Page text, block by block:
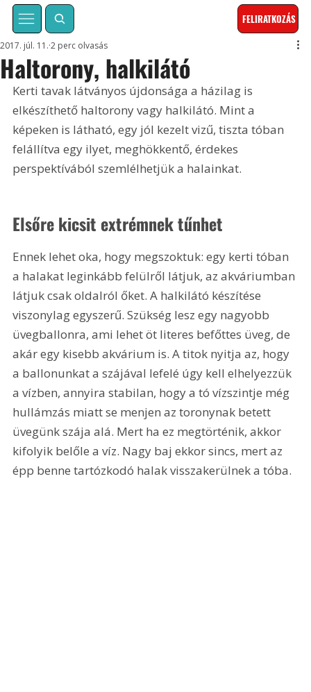
FELIRATKOZÁS
Haltorony, halkilátó
2017. júl. 11. 2 perc olvasás
Kerti tavak látványos újdonsága a házilag is
elkészíthető haltorony vagy halkilátó. Mint a
képeken is látható, egy jól kezelt vizű, tiszta tóban
felállítva egy ilyet, meghökkentő, érdekes
perspektívából szemlélhetjük a halainkat.
Elsőre kicsit extrémnek tűnhet
Ennek lehet oka, hogy megszoktuk: egy kerti tóban
a halakat leginkább felülről látjuk, az akváriumban
látjuk csak oldalról őket. A halkilátó készítése
viszonylag egyszerű. Szükség lesz egy nagyobb
üvegballonra, ami lehet öt literes befőttes üveg, de
akár egy kisebb akvárium is. A titok nyitja az, hogy
a ballonunkat a szájával lefelé úgy kell elhelyezzük
a vízben, annyira stabilan, hogy a tó vízszintje még
hullámzás miatt se menjen az toronynak betett
üvegünk szája alá. Mert ha ez megtörténik, akkor
kifolyik belőle a víz. Nagy baj ekkor sincs, mert az
épp benne tartózkodó halak visszakerülnek a tóba.